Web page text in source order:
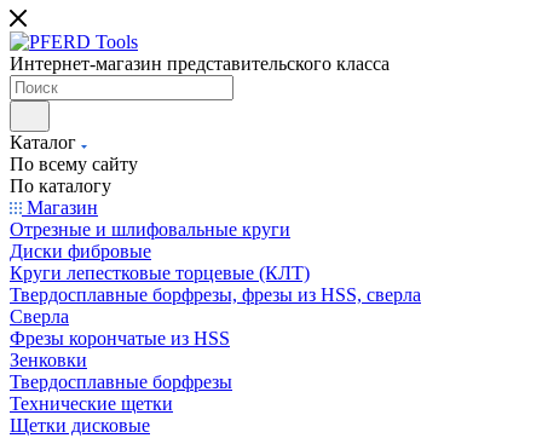
Интернет-магазин представительского класса
Каталог
По всему сайту
По каталогу
Магазин
Отрезные и шлифовальные круги
Диски фибровые
Круги лепестковые торцевые (КЛТ)
Твердосплавные борфрезы, фрезы из HSS, сверла
Сверла
Фрезы корончатые из HSS
Зенковки
Твердосплавные борфрезы
Технические щетки
Щетки дисковые